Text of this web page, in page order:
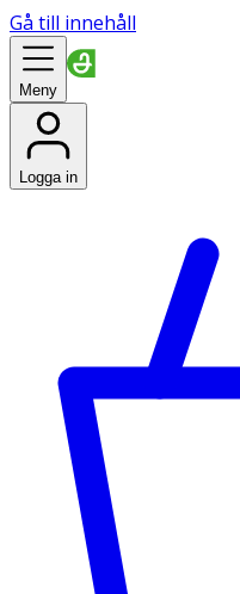
Gå till innehåll
Meny
Logga in